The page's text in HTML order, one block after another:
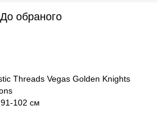
До обраного
Threads Vegas Golden Knights
91-102 см